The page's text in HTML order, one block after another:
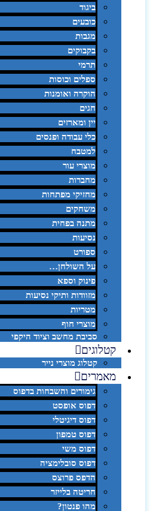
ביגוד
כובעים
מגבות
בקבוקים
תרמי
ספלים וכוסות
הוקרה ואומנות
חגים
יין ומארזים
כלי עבודה ופנסים
למטבח
מוצרי עור
מחברות
מחזיקי מפתחות
משחקים
מתנה בפחית
נסיעות
ספורט
על השולחן…
פינוק וספא
מזוודות ותיקי נסיעות
מטריות
מוצרי חוף
סביבת מחשב וציוד היקפי
קטלוגים
קטלוג מוצרי נייר
מאמרים
גימורים והשבחות בדפוס
דפוס אופסט
דפוס דיגיטלי
דפוס טמפון
דפוס משי
דפוס סובלימציה
הדפס פרוצס
חריטה בלייזר
מהו פנטון?